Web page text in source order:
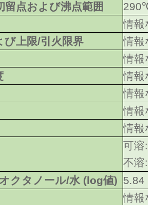
留点および沸点範囲
290℃
情報
び上限/引火限界
情報
情報
情報
情報
情報
情報
可溶:
不溶:
クタノール/水 (log値) 5.84
情報